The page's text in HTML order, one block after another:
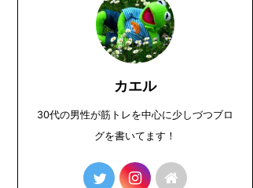
カエル
30代の男性が筋トレを中心に少しづつブロ
グを書いてます！